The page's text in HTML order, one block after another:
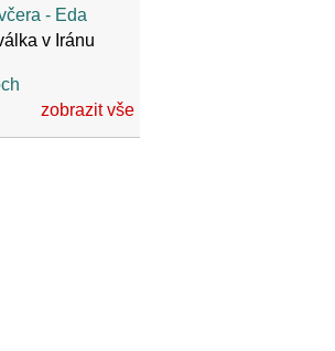
- Eda
v Iránu
zobrazit vše